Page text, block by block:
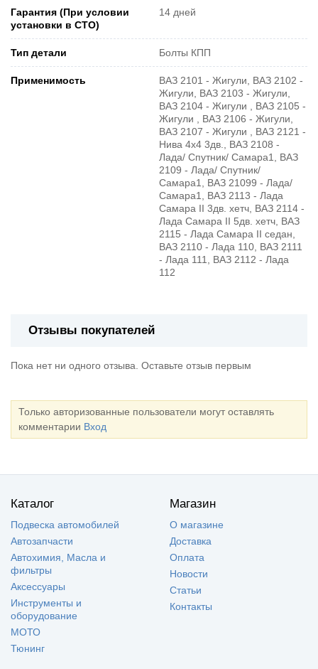
Гарантия (При условии
установки в СТО)
14 дней
Тип детали Болты КПП
Применимость
ВАЗ 2101 - Жигули, ВАЗ 2102 -
Жигули, ВАЗ 2103 - Жигули,
ВАЗ 2104 - Жигули , ВАЗ 2105 -
Жигули , ВАЗ 2106 - Жигули,
ВАЗ 2107 - Жигули , ВАЗ 2121 -
Нива 4х4 3дв., ВАЗ 2108 -
Лада/ Спутник/ Самара1, ВАЗ
2109 - Лада/ Спутник/
Самара1, ВАЗ 21099 - Лада/
Самара1, ВАЗ 2113 - Лада
Самара II 3дв. хетч, ВАЗ 2114 -
Лада Самара II 5дв. хетч, ВАЗ
2115 - Лада Самара II седан,
ВАЗ 2110 - Лада 110, ВАЗ 2111
- Лада 111, ВАЗ 2112 - Лада
112
Отзывы покупателей
Пока нет ни одного отзыва. Оставьте отзыв первым
Только авторизованные пользователи могут оставлять
комментарии Вход
Каталог
Подвеска автомобилей
Автозапчасти
Автохимия, Масла и
фильтры
Аксессуары
Инструменты и
оборудование
МОТО
Тюнинг
Магазин
О магазине
Доставка
Оплата
Новости
Статьи
Контакты